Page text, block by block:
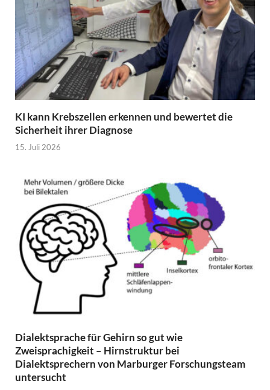
KI kann Krebszellen erkennen und bewertet die
Sicherheit ihrer Diagnose
15. Juli 2026
Dialektsprache für Gehirn so gut wie
Zweisprachigkeit – Hirnstruktur bei
Dialektsprechern von Marburger Forschungsteam
untersucht